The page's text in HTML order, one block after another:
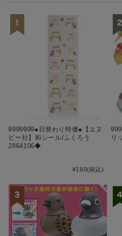
9999999●日替わり特価●【エヌ
ビー社】和シール/ふくろう
2864106◆
¥180(税込)
リ